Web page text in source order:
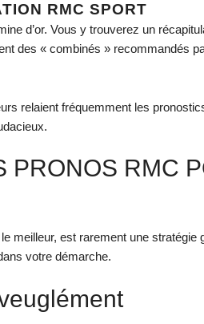
RMC SPORT
d’or. Vous y trouverez un
des « combinés » recommandés
relaient fréquemment les
PRONOS RMC
meilleur, est rarement une stratégie
votre démarche.